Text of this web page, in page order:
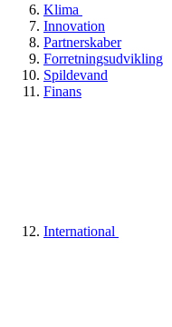
Klima
Innovation
Partnerskaber
Forretningsudvikling
Spildevand
Finans
International